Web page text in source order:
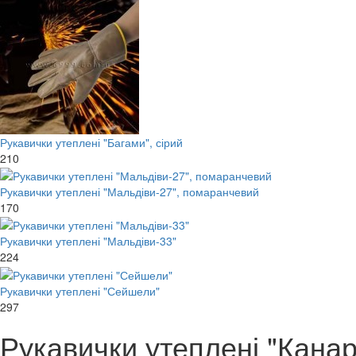
Рукавички утеплені "Багами", сірий
210
Рукавички утеплені "Мальдіви-27", помаранчевий
170
Рукавички утеплені "Мальдіви-33"
224
Рукавички утеплені "Сейшели"
297
Рукавички утеплені